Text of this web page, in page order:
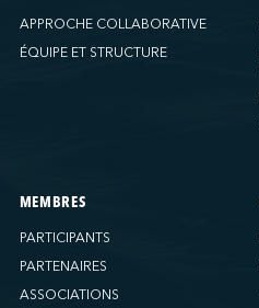
APPROCHE COLLABORATIVE
ÉQUIPE ET STRUCTURE
MEMBRES
PARTICIPANTS
PARTENAIRES
ASSOCIATIONS